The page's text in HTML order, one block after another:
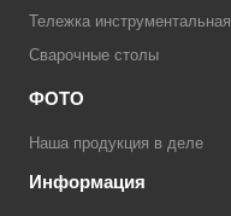
Тележка инструментальная
Сварочные столы
ФОТО
Наша продукция в деле
Информация